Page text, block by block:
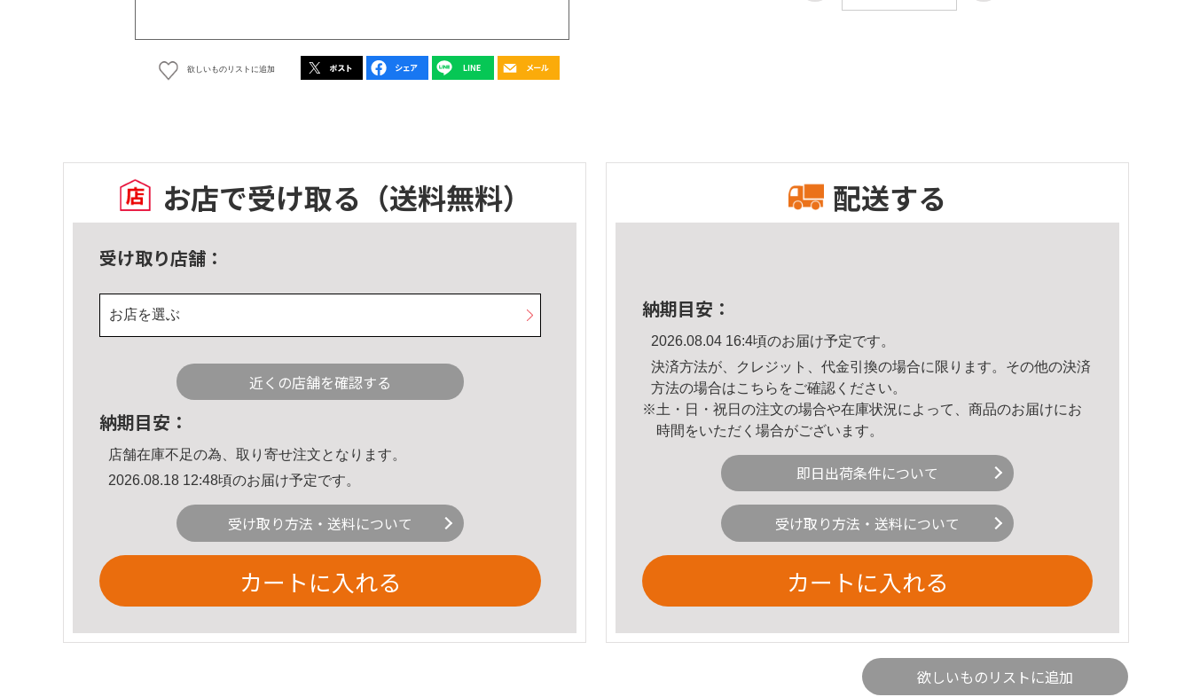
欲しいものリストに追加
お店で受け取る （送料無料）
受け取り店舗：
お店を選ぶ
近くの店舗を確認する
納期目安：
店舗在庫不足の為、取り寄せ注文となります。
2026.08.18 12:48頃のお届け予定です。
受け取り方法・送料について
カートに入れる
配送する
納期目安：
2026.08.04 16:4頃のお届け予定です。
決済方法が、クレジット、代金引換の場合に限ります。その他の決済
方法の場合はこちら をご確認ください。
※土・日・祝日の注文の場合や在庫状況によって、商品のお届けにお
時間をいただく場合がございます。
即日出荷条件について
受け取り方法・送料について
カートに入れる
欲しいものリストに追加